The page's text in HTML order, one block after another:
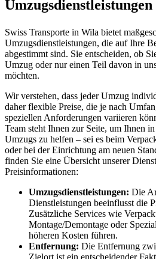
Umzugsdienstleistungen
Swiss Transporte in Wila bietet
Umzugsdienstleistungen, die auf Ihre
abgestimmt sind. Sie entscheiden, ob
Umzug oder nur einen Teil davon in
möchten.
Wir verstehen, dass jeder Umzug
daher flexible Preise, die je nach
speziellen Anforderungen variieren
Team steht Ihnen zur Seite, um Ihnen in
Umzugs zu helfen – sei es beim
oder bei der Einrichtung am neuen
finden Sie eine Übersicht unserer
Preisinformationen:
Umzugsdienstleistungen: Die
Dienstleistungen beeinflusst die
Zusätzliche Services wie
Montage/Demontage oder
höheren Kosten führen.
Entfernung: Die Entfernung
Zielort ist ein entscheidender